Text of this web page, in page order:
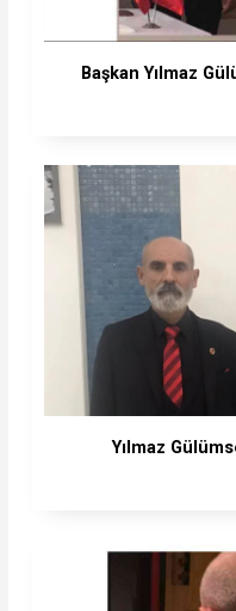
Başkan Yılmaz
Yılmaz